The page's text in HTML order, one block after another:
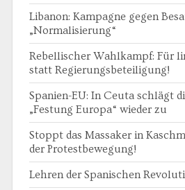
Libanon: Kampagne gegen
„Normalisierung“
Rebellischer Wahlkampf: Für
statt Regierungsbeteiligung!
Spanien-EU: In Ceuta schlägt
„Festung Europa“ wieder zu
Stoppt das Massaker in
der Protestbewegung!
Lehren der Spanischen